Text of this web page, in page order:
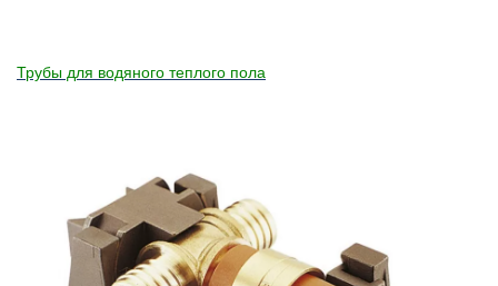
Трубы для водяного теплого пола